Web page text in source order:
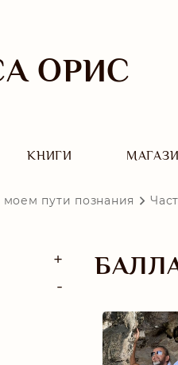
ОРИС
КНИГИ
моем пути познания